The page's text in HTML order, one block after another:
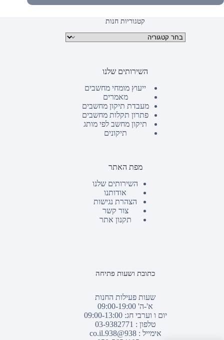
קטגוריות חנות
קטגוריות מוצרים
השירותים שלנו
ייעוץ מומחי מחשבים
מאמרים
מעבדת תיקון מחשבים
פתרון תקלות מחשבים
תיקון מחשב לפי מותג
תיקונים
מפת האתר
השירותים שלנו
אודותנו
הצהרת נגישות
צור קשר
תקנון אתר
כתובת ושעות פתיחה
שעות פעילות החנות
א'-ה' 09:00-19:00
יום ו וערבי חג: 09:00-13:00
טלפון : 03-9382771
אימייל :938@938.co.il